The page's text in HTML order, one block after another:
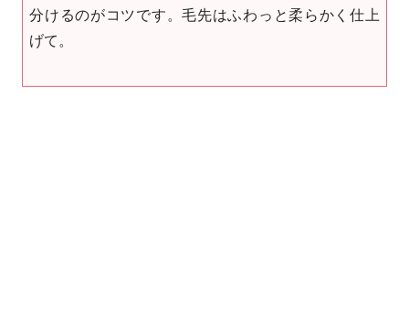
分けるのがコツです。毛先はふわっと柔らかく仕上
げて。